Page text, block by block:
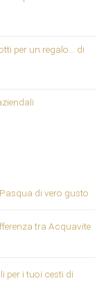
per un regalo… di
di vero gusto
tra Acquavite
per i tuoi cesti di